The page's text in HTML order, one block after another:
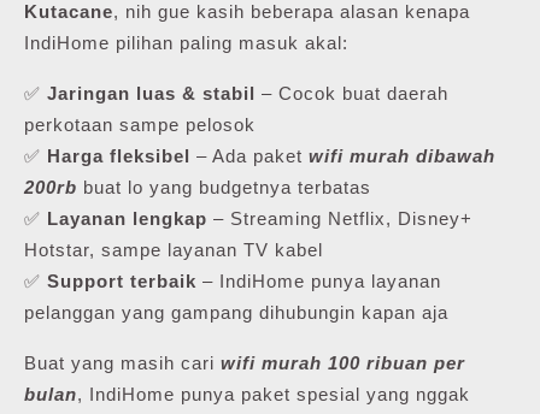
Kutacane, nih gue kasih beberapa alasan kenapa
IndiHome pilihan paling masuk akal:
✅ Jaringan luas & stabil – Cocok buat daerah
perkotaan sampe pelosok
✅ Harga fleksibel – Ada paket wifi murah dibawah
200rb buat lo yang budgetnya terbatas
✅ Layanan lengkap – Streaming Netflix, Disney+
Hotstar, sampe layanan TV kabel
✅ Support terbaik – IndiHome punya layanan
pelanggan yang gampang dihubungin kapan aja
Buat yang masih cari wifi murah 100 ribuan per
bulan, IndiHome punya paket spesial yang nggak